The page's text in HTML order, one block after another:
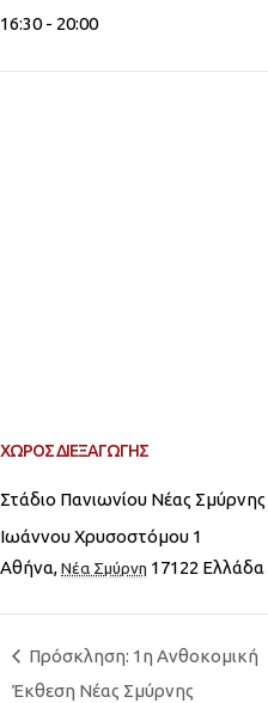
16:30 - 20:00
ΧΏΡΟΣ ΔΙΕΞΑΓΩΓΉΣ
Στάδιο Πανιωνίου Νέας Σμύρνης
Ιωάννου Χρυσοστόμου 1
Αθήνα,Νέα Σμύρνη 17122 Ελλάδα
Πρόσκληση: 1η Ανθοκομική
Έκθεση Νέας Σμύρνης